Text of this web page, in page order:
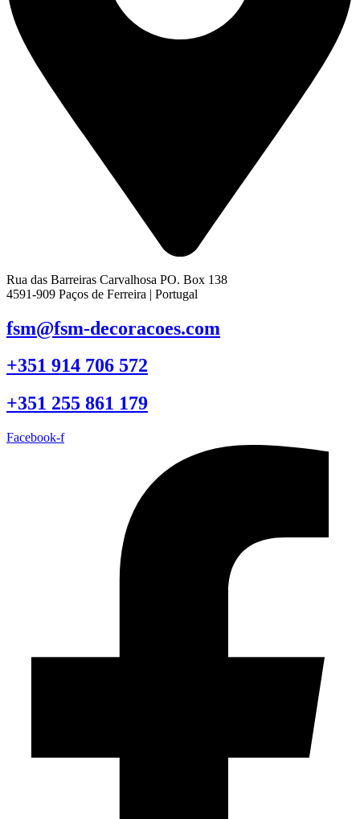
Rua das Barreiras Carvalhosa PO. Box 138
4591-909 Paços de Ferreira | Portugal
fsm@fsm-decoracoes.com
+351 914 706 572
+351 255 861 179
Facebook-f